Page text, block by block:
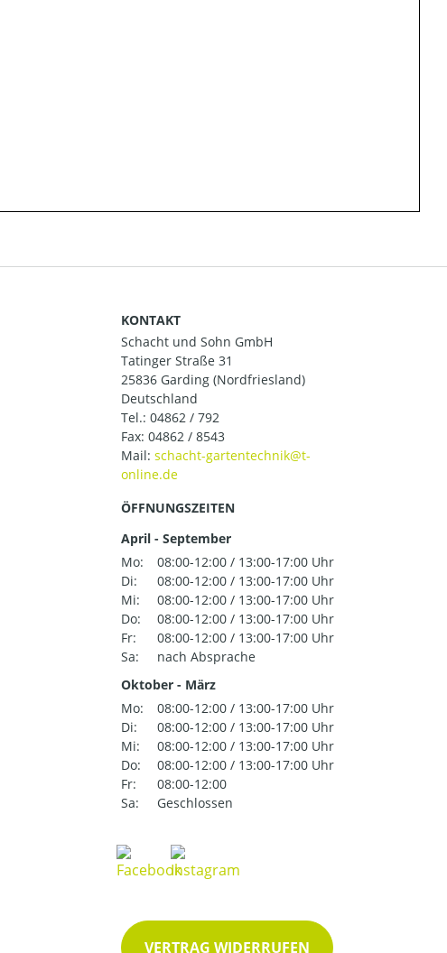
KONTAKT
Schacht und Sohn GmbH
Tatinger Straße 31
25836 Garding (Nordfriesland)
Deutschland
Tel.: 04862 / 792
Fax: 04862 / 8543
Mail:
ÖFFNUNGSZEITEN
April - September
Mo:
08:00-12:00 / 13:00-17:00 Uhr
Di:
08:00-12:00 / 13:00-17:00 Uhr
Mi:
08:00-12:00 / 13:00-17:00 Uhr
Do:
08:00-12:00 / 13:00-17:00 Uhr
Fr:
08:00-12:00 / 13:00-17:00 Uhr
Sa:
nach Absprache
Oktober - März
Mo:
08:00-12:00 / 13:00-17:00 Uhr
Di:
08:00-12:00 / 13:00-17:00 Uhr
Mi:
08:00-12:00 / 13:00-17:00 Uhr
Do:
08:00-12:00 / 13:00-17:00 Uhr
Fr:
08:00-12:00
Sa:
Geschlossen
VERTRAG WIDERRUFEN